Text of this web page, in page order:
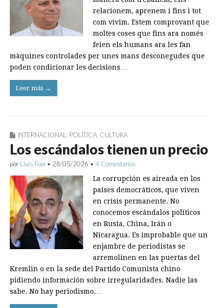
relacionem, aprenem i fins i tot
com vivim. Estem comprovant que
moltes coses que fins ara només
feien els humans ara les fan
màquines controlades per unes mans desconegudes que
poden condicionar les decisions…
Leer más →
INTERNACIONAL, POLÍTICA, CULTURA
Los escándalos tienen un precio
por Lluís Foix • 28/05/2026 • 4 Comentarios
La corrupción es aireada en los
países democráticos, que viven
en crisis permanente. No
conocemos escándalos políticos
en Rusia, China, Irán o
Nicaragua. Es improbable que un
enjambre de periodistas se
arremolinen en las puertas del
Kremlin o en la sede del Partido Comunista chino
pidiendo información sobre irregularidades. Nadie las
sabe. No hay periodismo.…